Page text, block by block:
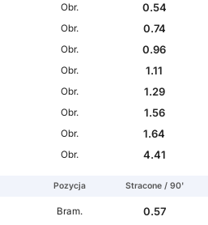
Obr.
0.54
Obr.
0.74
Obr.
0.96
Obr.
1.11
Obr.
1.29
Obr.
1.56
Obr.
1.64
Obr. 4.41
Pozycja Stracone / 90'
Bram.
0.57